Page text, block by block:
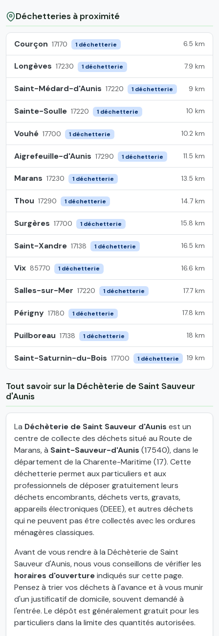
Déchetteries à proximité
Courçon 17170 1 déchetterie 6.5 km
Longèves 17230 1 déchetterie 7.9 km
Saint-Médard-d'Aunis 17220 1 déchetterie 9 km
Sainte-Soulle 17220 1 déchetterie 10 km
Vouhé 17700 1 déchetterie 10.2 km
Aigrefeuille-d'Aunis 17290 1 déchetterie 11.5 km
Marans 17230 1 déchetterie 13.5 km
Thou 17290 1 déchetterie 14.7 km
Surgères 17700 1 déchetterie 15.8 km
Saint-Xandre 17138 1 déchetterie 16.5 km
Vix 85770 1 déchetterie 16.6 km
Salles-sur-Mer 17220 1 déchetterie 17.7 km
Périgny 17180 1 déchetterie 17.8 km
Puilboreau 17138 1 déchetterie 18 km
Saint-Saturnin-du-Bois 17700 1 déchetterie 19 km
Tout savoir sur la Déchèterie de Saint Sauveur
d'Aunis
La Déchèterie de Saint Sauveur d'Aunis est un
centre de collecte des déchets situé au Route de
Marans, à Saint-Sauveur-d'Aunis (17540), dans le
département de la Charente-Maritime (17). Cette
déchetterie permet aux particuliers et aux
professionnels de déposer gratuitement leurs
déchets encombrants, déchets verts, gravats,
appareils électroniques (DEEE), et autres déchets
qui ne peuvent pas être collectés avec les ordures
ménagères classiques.
Avant de vous rendre à la Déchèterie de Saint
Sauveur d'Aunis, nous vous conseillons de vérifier les
horaires d'ouvertureindiqués sur cette page.
Pensez à trier vos déchets à l'avance et à vous munir
d'un justificatif de domicile, souvent demandé à
l'entrée. Le dépôt est généralement gratuit pour les
particuliers dans la limite des quantités autorisées.